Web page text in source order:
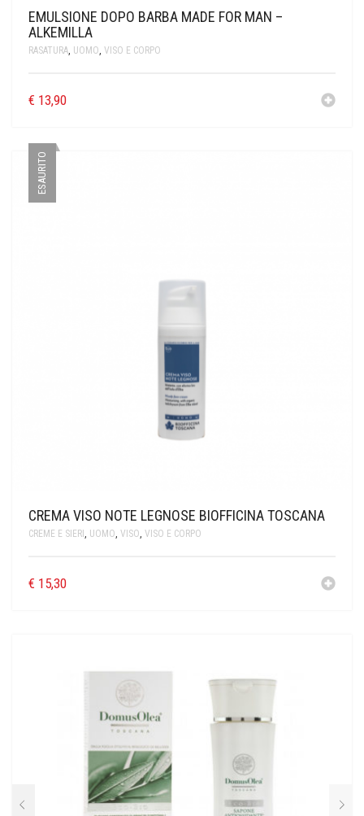
EMULSIONE DOPO BARBA MADE FOR MAN –
ALKEMILLA
RASATURA UOMO VISO E CORPO
€ 13,90
ESAURITO
CREMA VISO NOTE LEGNOSE BIOFFICINA TOSCANA
CREME E SIERI UOMO VISO VISO E CORPO
€ 15,30